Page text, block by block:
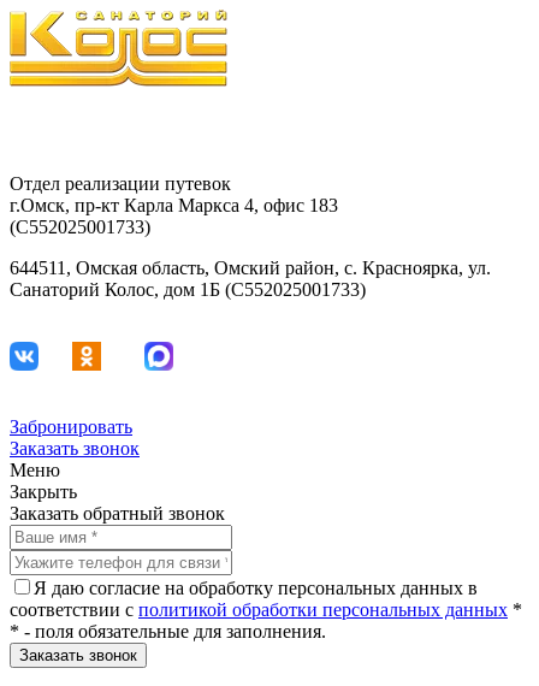
Отдел реализации путевок
г.Омск, пр-кт Карла Маркса 4, офис 183
(С552025001733)
644511, Омская область, Омский район, с. Красноярка, ул.
Санаторий Колос, дом 1Б (С552025001733)
Забронировать
Заказать звонок
Меню
Закрыть
Заказать обратный звонок
Я даю согласие на обработку персональных данных в
соответствии с политикой обработки персональных данных *
* - поля обязательные для заполнения.